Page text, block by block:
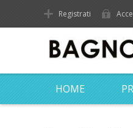
Registrati
HOME